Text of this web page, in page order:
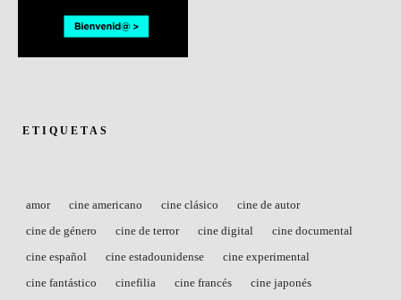
ETIQUETAS
amor cine americano cine clásico
cine de autor
cine de género
cine de terror cine digital
cine documental
cine español
cine estadounidense
cine experimental
cine fantástico
cinefilia cine francés
cine japonés